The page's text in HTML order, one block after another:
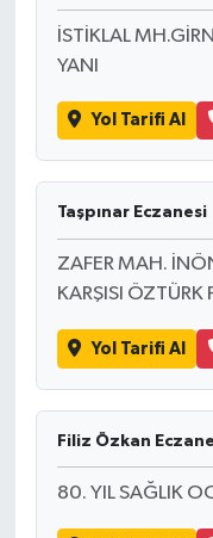
İSTİKLAL
YANI
Yol Tarifi Al
Taşpınar Eczanesi
ZAFER MAH.
KARŞISI ÖZTÜRK
Yol Tarifi Al
Filiz Özkan
80. YIL SAĞLIK